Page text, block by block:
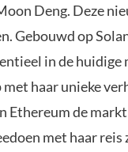
Deng. Deze
Gebouwd op
in de
met haar unieke
Ethereum de
met haar reis